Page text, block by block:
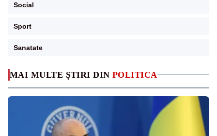
MAI MULTE ȘTIRI DIN POLITICA
Social
Sport
Sanatate